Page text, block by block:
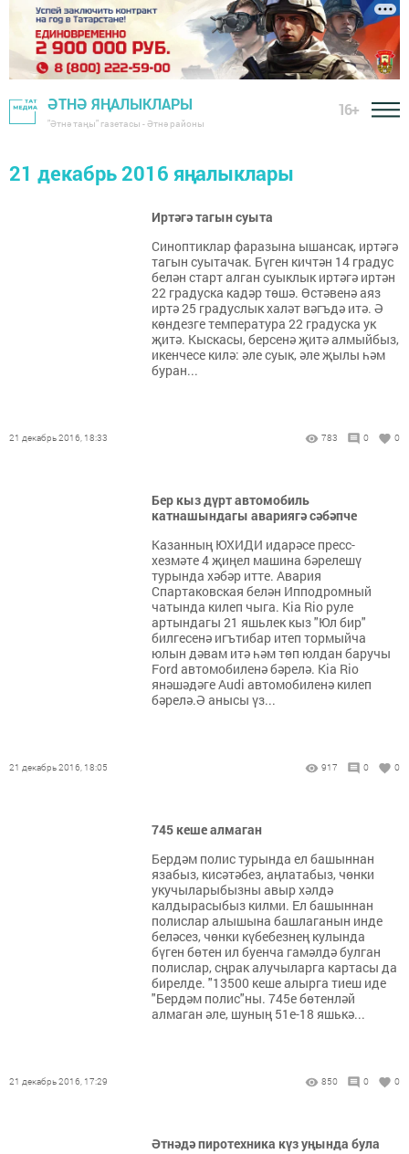
ӘТНӘ ЯҢАЛЫКЛАРЫ
"Әтнә таңы" газетасы - Әтнә районы
16+
21 декабрь 2016 яңалыклары
Иртәгә тагын суыта
Синоптиклар фаразына ышансак, иртәгә
тагын суытачак. Бүген кичтән 14 градус
белән старт алган суыклык иртәгә иртән
22 градуска кадәр төшә. Өстәвенә аяз
иртә 25 градуслык халәт вәгъдә итә. Ә
көндезге температура 22 градуска ук
җитә. Кыскасы, берсенә җитә алмыйбыз,
икенчесе килә: әле суык, әле җылы һәм
буран...
21 декабрь 2016, 18:33 783 0 0
Бер кыз дүрт автомобиль
катнашындагы авариягә сәбәпче
Казанның ЮХИДИ идарәсе пресс-
хезмәте 4 җиңел машина бәрелешү
турында хәбәр итте. Авария
Спартаковская белән Ипподромный
чатында килеп чыга. Kia Rio руле
артындагы 21 яшьлек кыз "Юл бир"
билгесенә игътибар итеп тормыйча
юлын дәвам итә һәм төп юлдан баручы
Ford автомобиленә бәрелә. Kia Rio
янәшәдәге Audi автомобиленә килеп
бәрелә.Ә анысы үз...
21 декабрь 2016, 18:05 917 0 0
745 кеше алмаган
Бердәм полис турында ел башыннан
язабыз, кисәтәбез, аңлатабыз, чөнки
укучыларыбызны авыр хәлдә
калдырасыбыз килми. Ел башыннан
полислар алышына башлаганын инде
беләсез, чөнки күбебезнең кулында
бүген бөтен ил буенча гамәлдә булган
полислар, сңрак алучыларга картасы да
бирелде. "13500 кеше алырга тиеш иде
"Бердәм полис"ны. 745е бөтенләй
алмаган әле, шуның 51е-18 яшькә...
21 декабрь 2016, 17:29 850 0 0
Әтнәдә пиротехника күз уңында була